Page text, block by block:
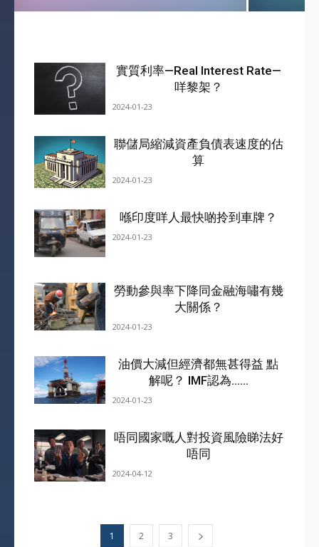
實質利率—Real Interest Rate—
咩黎架？
2024-01-23
聯儲局縮減資產負債表速度的估
算
2024-01-23
喺印度咩人最快啲拎到車牌？
2024-01-23
勞動參與率下降同金融海嘯有幾
大關係？
2024-01-23
油價大減但經濟都無甚得益 點
解呢？ IMF認為……
2024-01-23
唔同國家嘅人對投資風險睇法好
唔同
2024-04-12
1 2 3